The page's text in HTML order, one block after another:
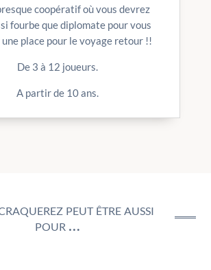
coopératif où vous devrez
fourbe que diplomate pour vous
place pour le voyage retour !!
De 3 à 12 joueurs.
A partir de 10 ans.
peut être aussi
pour …